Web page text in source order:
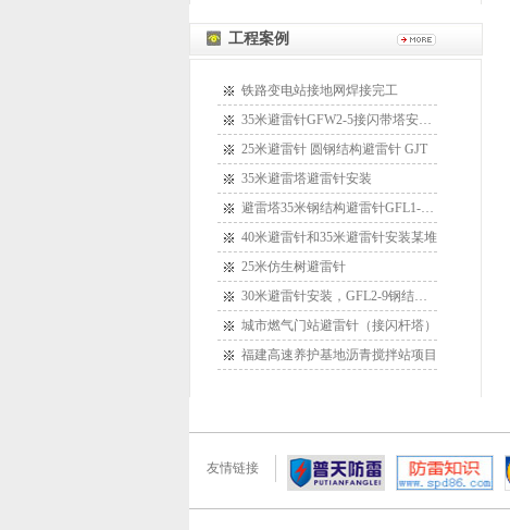
工程案例
铁路变电站接地网焊接完工
35米避雷针GFW2-5接闪带塔安装某
25米避雷针 圆钢结构避雷针 GJT
35米避雷塔避雷针安装
避雷塔35米钢结构避雷针GFL1-15安
40米避雷针和35米避雷针安装某堆
25米仿生树避雷针
30米避雷针安装，GFL2-9钢结构接
城市燃气门站避雷针（接闪杆塔）
福建高速养护基地沥青搅拌站项目
友情链接